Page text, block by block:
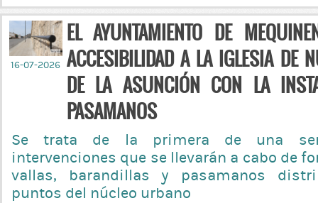
EL AYUNTAMIENTO DE
ACCESIBILIDAD A LA IGLESIA DE
DE LA ASUNCIÓN CON LA
PASAMANOS
16-07-2026
Se trata de la primera de una
intervenciones que se llevarán a cabo de
vallas, barandillas y pasamanos
puntos del núcleo urbano